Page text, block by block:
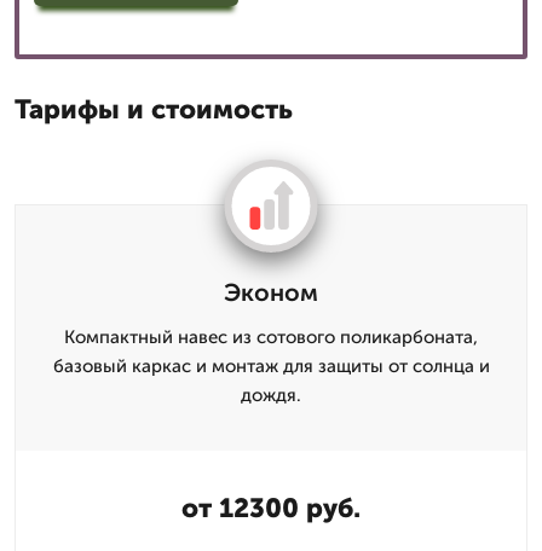
Тарифы и стоимость
Эконом
Компактный навес из сотового поликарбоната,
базовый каркас и монтаж для защиты от солнца и
дождя.
от 12300 руб.